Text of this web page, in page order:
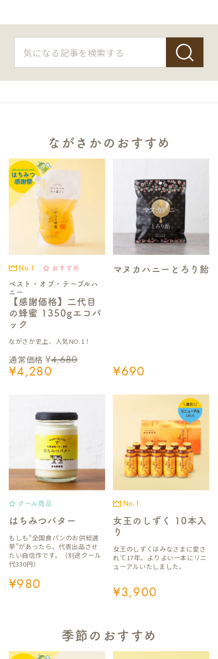
S
E
H
ながさかのおすすめ
ベスト・オブ・テーブルハ
ニー
【感謝価格】二代目
の蜂蜜 1350gエコパ
ック
No.1 おすすめ
通常価格 ¥4,680
¥4,280
ながさか史上、人気NO.1！
マヌカハニーとろり飴
¥690
はちみつバター
クール商品
¥980
もしも“全国食パンのお供総選
挙”があったら、代表出品させ
たい自信作です。（別途クール
代330円）
女王のしずく 10本入
り
No.1
¥3,900
女王のしずくはみなさまに愛さ
れて17年。よりよい一本にリニ
ューアルいたしました。
季節のおすすめ